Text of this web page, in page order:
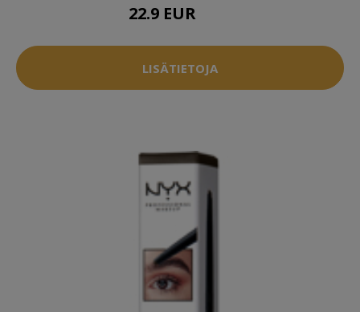
22.9 EUR
LISÄTIETOJA